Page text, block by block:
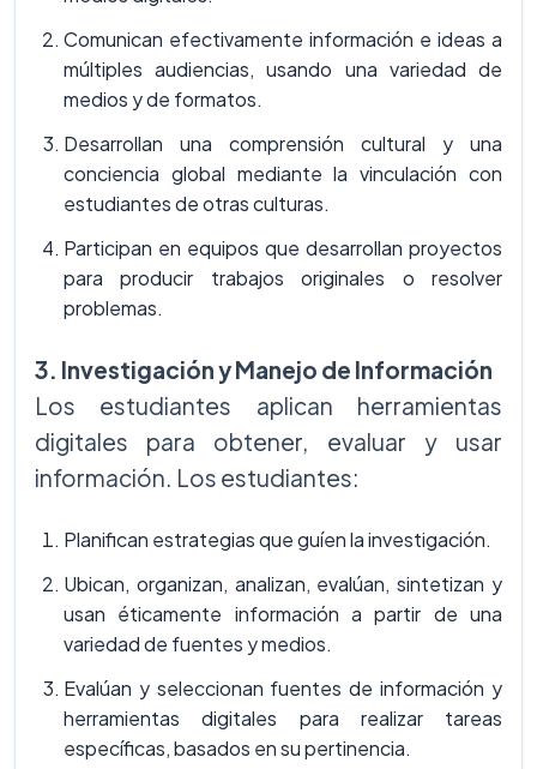
Comunican efectivamente información e ideas a
múltiples audiencias, usando una variedad de
medios y de formatos.
Desarrollan una comprensión cultural y una
conciencia global mediante la vinculación con
estudiantes de otras culturas.
Participan en equipos que desarrollan proyectos
para producir trabajos originales o resolver
problemas.
3. Investigación y Manejo de Información
Los estudiantes aplican herramientas
digitales para obtener, evaluar y usar
información. Los estudiantes:
Planifican estrategias que guíen la investigación.
Ubican, organizan, analizan, evalúan, sintetizan y
usan éticamente información a partir de una
variedad de fuentes y medios.
Evalúan y seleccionan fuentes de información y
herramientas digitales para realizar tareas
específicas, basados en su pertinencia.